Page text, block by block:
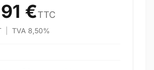
€TTC
TVA 8,50%